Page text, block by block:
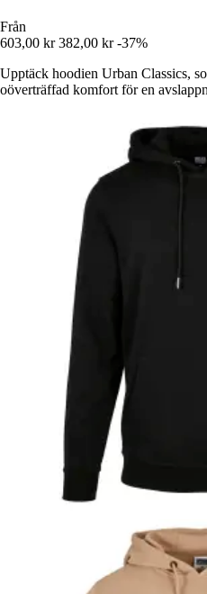
Från
603,00 kr 382,00 kr -37%
Upptäck hoodien Urban Classics,
oöverträffad komfort för en